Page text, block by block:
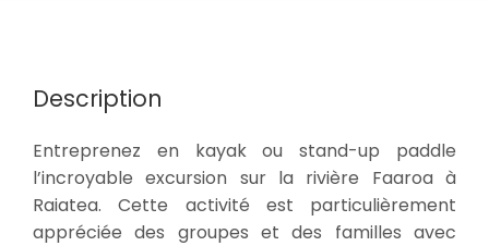
Description
Entreprenez en kayak ou stand-up paddle
l’incroyable excursion sur la rivière Faaroa à
Raiatea. Cette activité est particulièrement
appréciée des groupes et des familles avec